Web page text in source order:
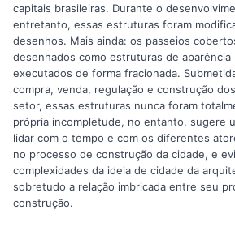
capitais brasileiras. Durante o
entretanto, essas estruturas foram
desenhos. Mais ainda: os passeios
desenhados como estruturas de aparência
executados de forma fracionada.
compra, venda, regulação e construção
setor, essas estruturas nunca foram
própria incompletude, no entanto, sugere
lidar com o tempo e com os diferentes
no processo de construção da cidade, e
complexidades da ideia de cidade da
sobretudo a relação imbricada entre seu
construção.